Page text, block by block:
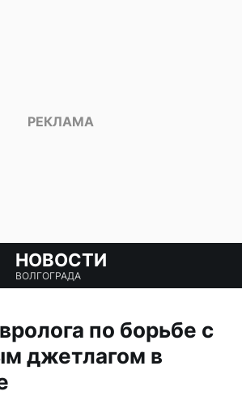
НОВОСТИ
ВОЛГОГРАДА
по борьбе с
джетлагом в